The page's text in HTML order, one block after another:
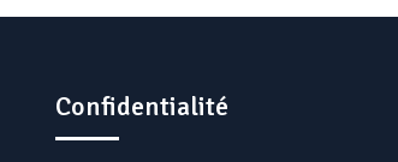
Confidentialité